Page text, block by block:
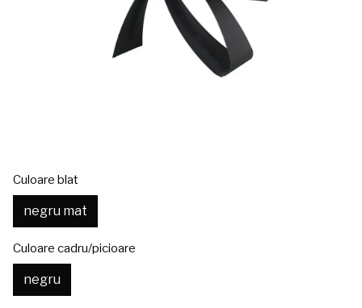
Culoare blat
negru mat
Culoare cadru/picioare
negru